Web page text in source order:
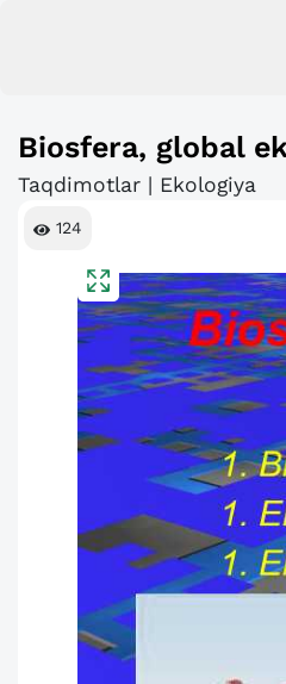
Biosfera, global
Taqdimotlar | Ekologiya
124